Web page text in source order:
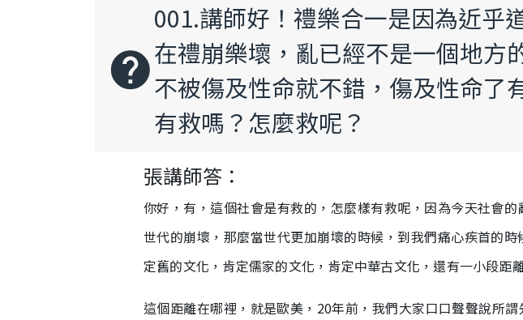
help
001.講師好！禮樂合一是因為近乎
在禮崩樂壞，亂已經不是一個地方
不被傷及性命就不錯，傷及性命了
有救嗎？怎麼救呢？
張講師答：
你好，有，這個社會是有救的，怎麼樣有救呢，因為今天社會
世代的崩壞，那麼當世代更加崩壞的時候，到我們痛心疾首的
定舊的文化，肯定儒家的文化，肯定中華古文化，還有一小段距
這個距離在哪裡，就是歐美，20年前，我們大家口口聲聲說所